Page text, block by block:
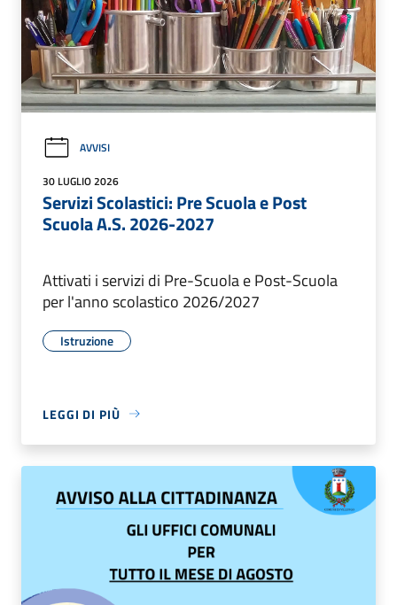
AVVISI
30 LUGLIO 2026
Servizi Scolastici: Pre Scuola e Post
Scuola A.S. 2026-2027
Attivati i servizi di Pre-Scuola e Post-Scuola
per l'anno scolastico 2026/2027
Istruzione
LEGGI DI PIÙ